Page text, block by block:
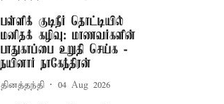
பள்ளிக் குடிநீர் தொட்டியில்
மனிதக் கழிவு: மாணவர்களின்
பாதுகாப்பை உறுதி செய்க -
நயினார் நாகேந்திரன்
தினத்தந்தி 04 Aug 2026